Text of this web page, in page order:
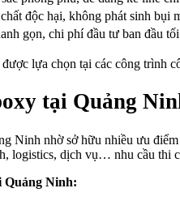
độc hại, không phát sinh bụi
gọn, chi phí đầu tư ban đầu
lựa chọn tại các công trình
tại Quảng
Ninh nhờ sở hữu nhiều ưu
logistics, dịch vụ… nhu cầu thi
Quảng Ninh: